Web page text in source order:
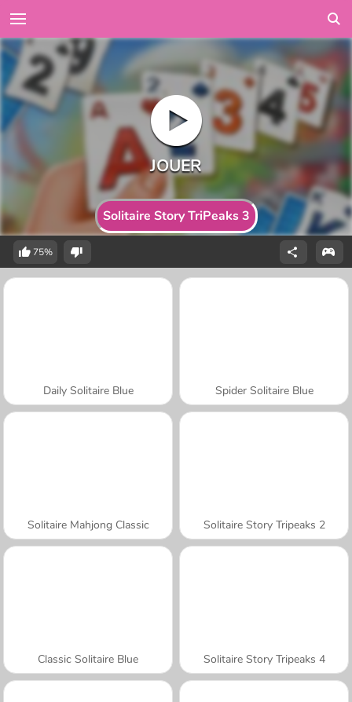
Solitaire Story TriPeaks 3
75%
Daily Solitaire Blue Spider Solitaire Blue
Solitaire Mahjong Classic Solitaire Story Tripeaks 2
Classic Solitaire Blue Solitaire Story Tripeaks 4